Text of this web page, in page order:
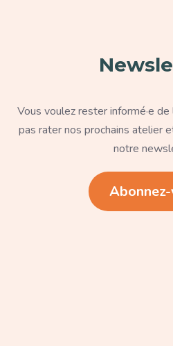
Vous voulez rester informé·e
pas rater nos prochains atelier
notre